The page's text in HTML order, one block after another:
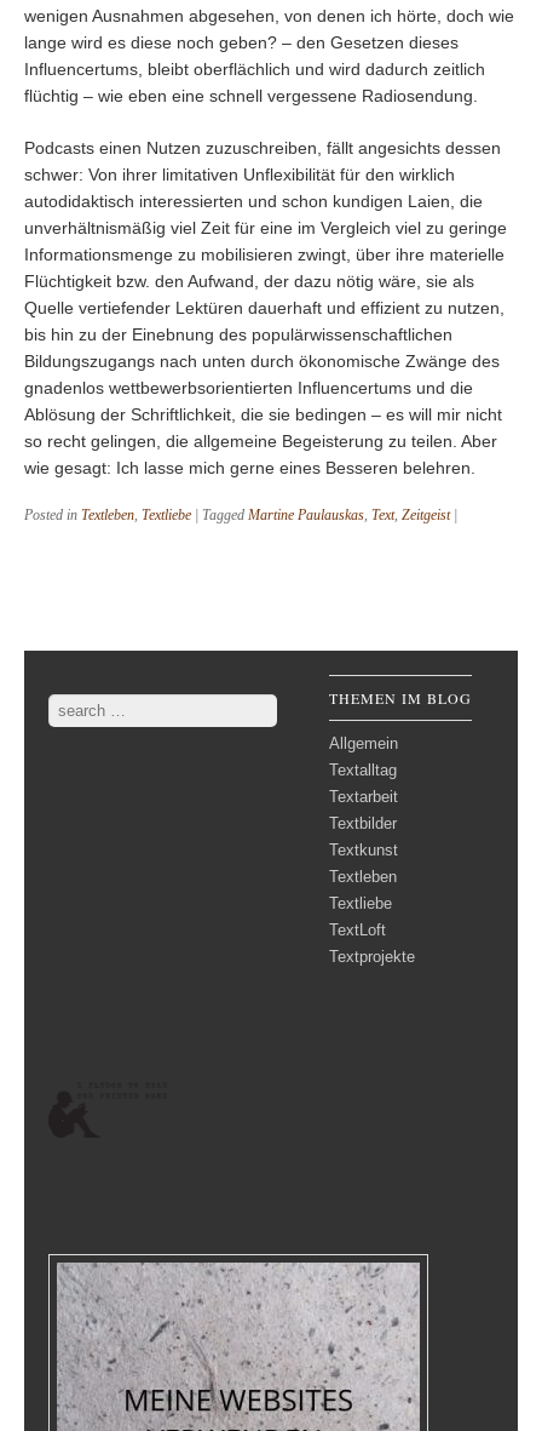
wenigen Ausnahmen abgesehen, von denen ich hörte, doch wie
lange wird es diese noch geben? – den Gesetzen dieses
Influencertums, bleibt oberflächlich und wird dadurch zeitlich
flüchtig – wie eben eine schnell vergessene Radiosendung.
Podcasts einen Nutzen zuzuschreiben, fällt angesichts dessen
schwer: Von ihrer limitativen Unflexibilität für den wirklich
autodidaktisch interessierten und schon kundigen Laien, die
unverhältnismäßig viel Zeit für eine im Vergleich viel zu geringe
Informationsmenge zu mobilisieren zwingt, über ihre materielle
Flüchtigkeit bzw. den Aufwand, der dazu nötig wäre, sie als
Quelle vertiefender Lektüren dauerhaft und effizient zu nutzen,
bis hin zu der Einebnung des populärwissenschaftlichen
Bildungszugangs nach unten durch ökonomische Zwänge des
gnadenlos wettbewerbsorientierten Influencertums und die
Ablösung der Schriftlichkeit, die sie bedingen – es will mir nicht
so recht gelingen, die allgemeine Begeisterung zu teilen. Aber
wie gesagt: Ich lasse mich gerne eines Besseren belehren.
Posted in Textleben, Textliebe Tagged Martine Paulauskas, Text, Zeitgeist
Post navigation
Search THEMEN IM BLOG
Allgemein
Textalltag
Textarbeit
Textbilder
Textkunst
Textleben
Textliebe
TextLoft
Textprojekte